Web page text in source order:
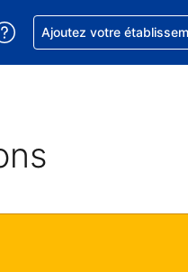
devise. Votre devise
votre langue. Votre
Obtenez de l'aide
Ajoutez votre